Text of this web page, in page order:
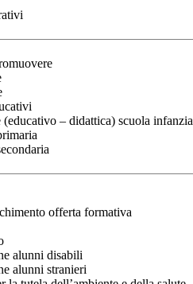
(educativo – didattica) scuola infanzia
offerta formativa
alunni disabili
alunni stranieri